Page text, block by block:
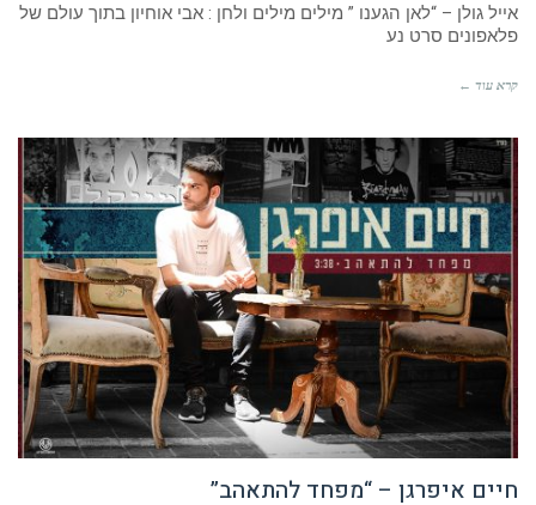
אייל גולן – “לאן הגענו ” מילים מילים ולחן : אבי אוחיון בתוך עולם של
פלאפונים סרט נע
קרא עוד ←
חיים איפרגן – “מפחד להתאהב”